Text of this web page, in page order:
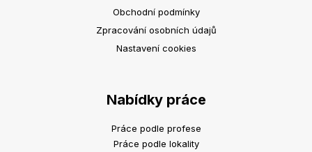
Obchodní podmínky
Zpracování osobních údajů
Nastavení cookies
Nabídky práce
Práce podle profese
Práce podle lokality